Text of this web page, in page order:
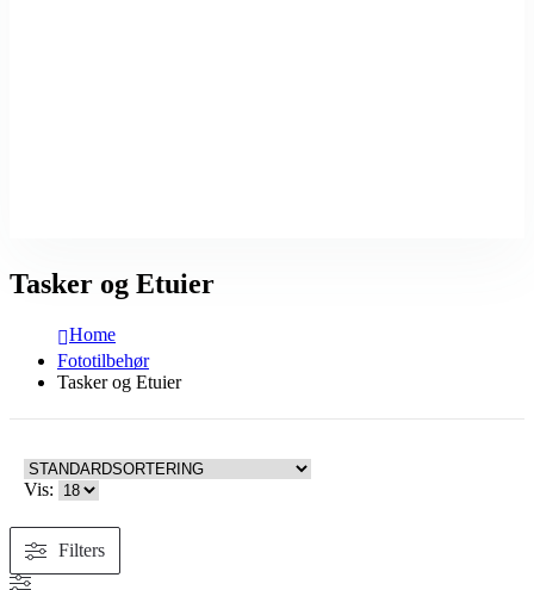
Tasker og Etuier
Home
Fototilbehør
Tasker og Etuier
Vis:
Filters